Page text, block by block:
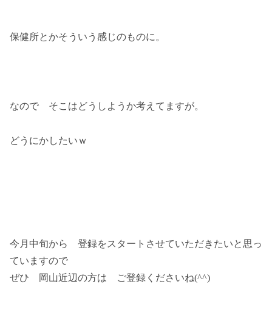
保健所とかそういう感じのものに。
なので そこはどうしようか考えてますが。
どうにかしたいｗ
今月中旬から 登録をスタートさせていただきたいと思っ
ていますので
ぜひ 岡山近辺の方は ご登録くださいね(^^)